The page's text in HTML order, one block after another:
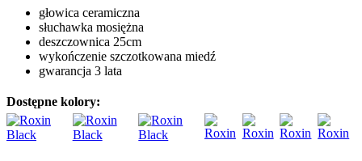
głowica ceramiczna
słuchawka mosiężna
deszczownica 25cm
wykończenie szczotkowana miedź
gwarancja 3 lata
Dostępne kolory: